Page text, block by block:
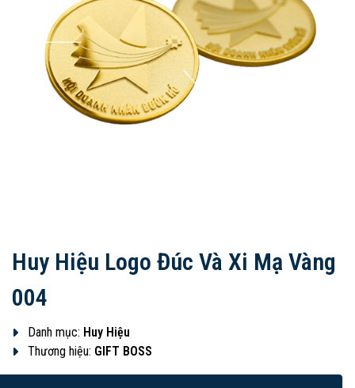
Huy Hiệu Logo Đúc Và Xi Mạ Vàng
004
Danh mục: Huy Hiệu
Thương hiệu: GIFT BOSS